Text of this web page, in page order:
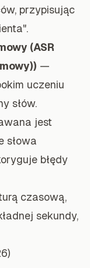
przypisując
(ASR
—
uczeniu
słów.
jest
słowa
błędy
czasową,
sekundy,